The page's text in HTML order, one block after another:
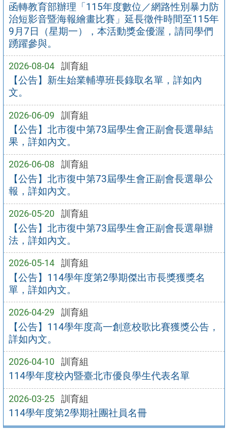
函轉教育部辦理「115年度數位／網路性別暴力防
治短影音暨海報繪畫比賽」延長徵件時間至115年
9月7日（星期一），本活動獎金優渥，請同學們
踴躍參與。
2026-08-04 訓育組
【公告】新生始業輔導班長錄取名單，詳如內
文。
2026-06-09 訓育組
【公告】北市復中第73屆學生會正副會長選舉結
果，詳如內文。
2026-06-08 訓育組
【公告】北市復中第73屆學生會正副會長選舉公
報，詳如內文。
2026-05-20 訓育組
【公告】北市復中第73屆學生會正副會長選舉辦
法，詳如內文。
2026-05-14 訓育組
【公告】114學年度第2學期傑出市長獎獲獎名
單，詳如內文。
2026-04-29 訓育組
【公告】114學年度高一創意校歌比賽獲獎公告，
詳如內文。
2026-04-10 訓育組
114學年度校內暨臺北市優良學生代表名單
2026-03-25 訓育組
114學年度第2學期社團社員名冊